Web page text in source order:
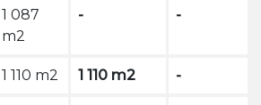
1 087
m2
- -
1 110 m2 1 110 m2 -